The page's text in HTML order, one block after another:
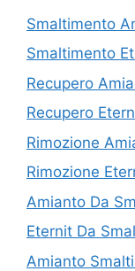
Smaltimento
Smaltimento
Recupero
Recupero
Rimozione
Rimozione
Amianto Da
Eternit Da
Amianto